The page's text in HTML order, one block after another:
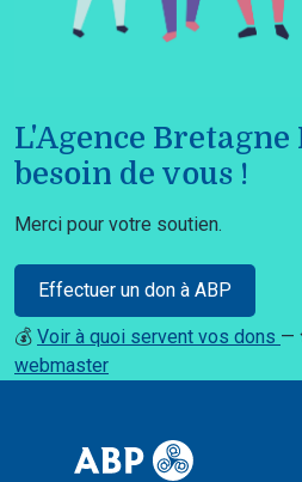
L'Agence Bretagne
besoin de vous !
Merci pour votre soutien.
Effectuer un don à ABP
💰 Voir à quoi servent vos dons —
webmaster